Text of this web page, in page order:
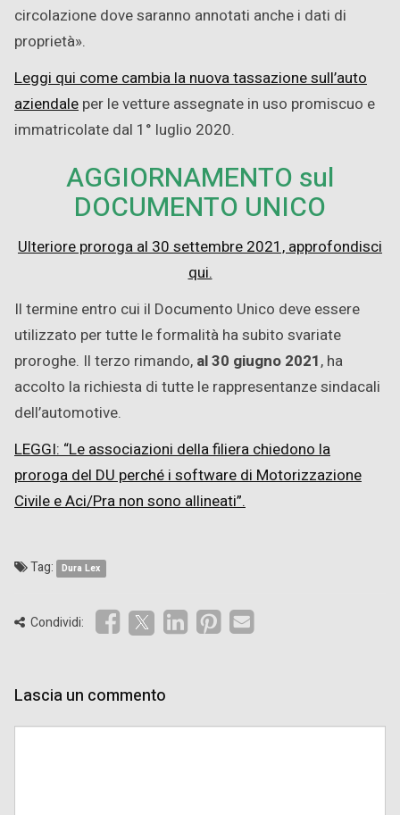
circolazione dove saranno annotati anche i dati di
proprietà».
Leggi qui come cambia la nuova tassazione sull’auto
aziendale per le vetture assegnate in uso promiscuo e
immatricolate dal 1° luglio 2020.
AGGIORNAMENTO sul
DOCUMENTO UNICO
Ulteriore proroga al 30 settembre 2021, approfondisci
qui.
Il termine entro cui il Documento Unico deve essere
utilizzato per tutte le formalità ha subito svariate
proroghe. Il terzo rimando, al 30 giugno 2021, ha
accolto la richiesta di tutte le rappresentanze sindacali
dell’automotive.
LEGGI: “Le associazioni della filiera chiedono la
proroga del DU perché i software di Motorizzazione
Civile e Aci/Pra non sono allineati”.
Tag: Dura Lex
Condividi:
Lascia un commento